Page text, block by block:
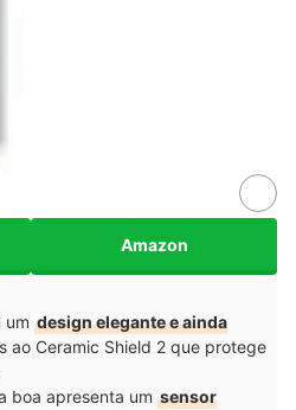
Amazon
um design elegante e ainda
ao Ceramic Shield 2 que protege
boa apresenta um sensor